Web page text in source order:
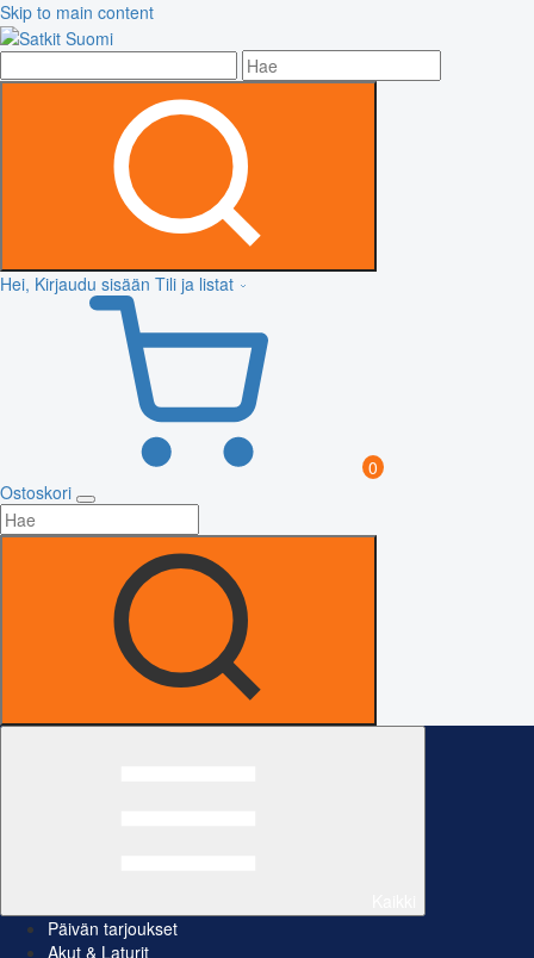
Skip to main content
Hei, Kirjaudu sisään Tili ja listat
0
Ostoskori
Päivän tarjoukset
Akut & Laturit